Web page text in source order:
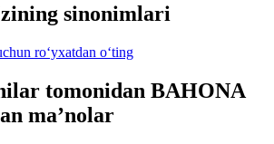
sinonimlari
ro‘yxatdan o‘ting
tomonidan BAHONA
ma’nolar